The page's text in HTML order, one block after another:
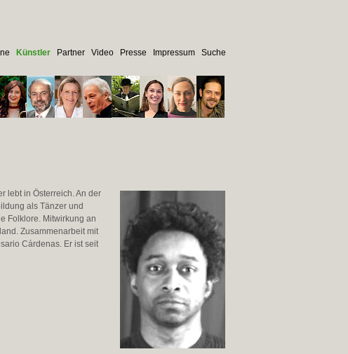
Künstler Partner Video Presse Impressum Suche
lebt in Österreich. An der
als Tänzer und
Folklore. Mitwirkung an
Zusammenarbeit mit
Cárdenas. Er ist seit